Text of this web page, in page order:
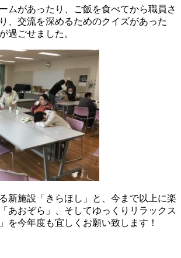
ムがあったり、ご飯を食べてから職員さ
、交流を深めるためのクイズがあった
過ごせました。
新施設「きらほし」と、今まで以上に楽
あおぞら」、そしてゆっくりリラックス
を今年度も宜しくお願い致します！